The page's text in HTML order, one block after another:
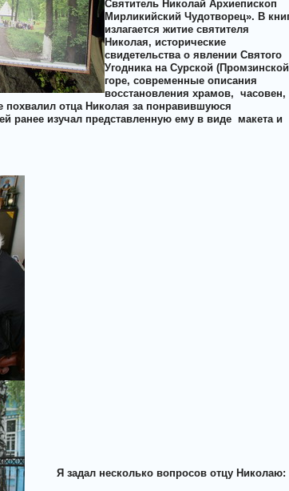
Святитель Николай Архиепископ
Мирликийский Чудотворец». В
излагается житие святителя
Николая, исторические
свидетельства о явлении Святого
Угодника на Сурской
горе, современные описания
восстановления храмов, часовен,
отца Николая за понравившуюся
ранее изучал представленную ему в виде
макета и
Я задал несколько вопросов отцу Николаю: